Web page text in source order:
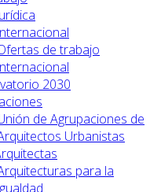
de trabajo
2030
de Agrupaciones de
Urbanistas
para la